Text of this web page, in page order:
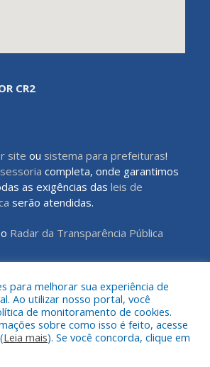
CR2
site ou sistema para prefeituras!
completa, onde garantimos
as exigências das leis de
serão atendidas.
Radar da Transparência Pública
a Prefeitura Municipal de Rondon do
Pará
para melhorar sua experiência de
Ao utilizar nosso portal, você
de monitoramento de cookies.
sobre como isso é feito, acesse
Leia mais). Se você concorda, clique em